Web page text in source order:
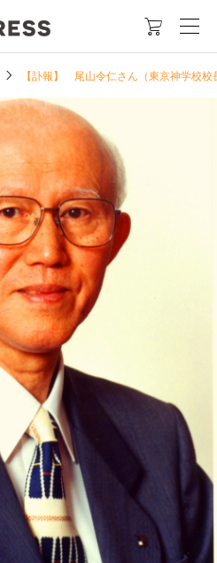

【訃報】 尾山令仁さん（東京神学校